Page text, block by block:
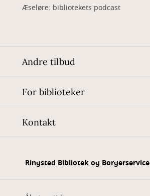
Æseløre: bibliotekets podcast
Andre tilbud
For biblioteker
Kontakt
Ringsted Bibliotek og Borgerservice